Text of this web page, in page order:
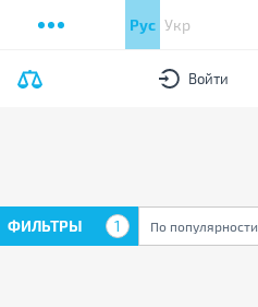
Рус Укр
Войти
ФИЛЬТРЫ 1 По популярности